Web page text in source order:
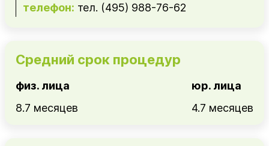
телефон: тел. (495) 988-76-62
Средний срок процедур
физ. лица
8.7 месяцев
юр. лица
4.7 месяцев